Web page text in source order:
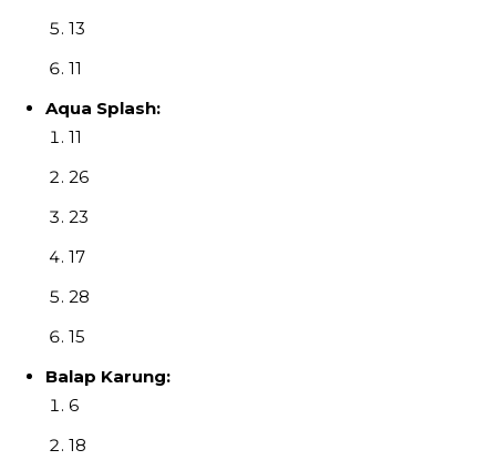
13
11
Aqua Splash:
11
26
23
17
28
15
Balap Karung:
6
18